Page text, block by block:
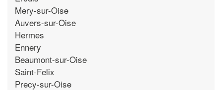
Mery-sur-Oise
Auvers-sur-Oise
Hermes
Ennery
Beaumont-sur-Oise
Saint-Felix
Precy-sur-Oise